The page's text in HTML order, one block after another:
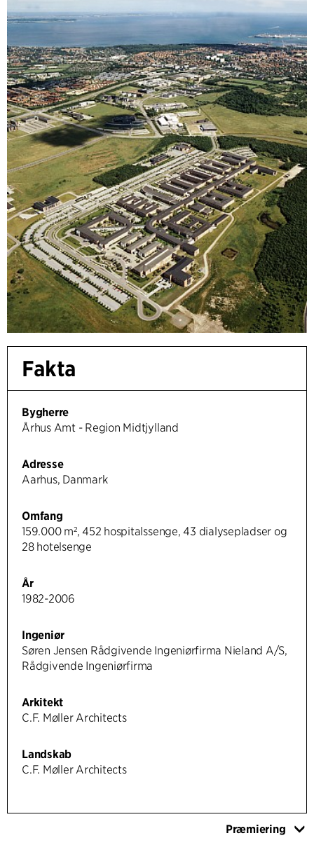
Fakta
Bygherre
Århus Amt - Region Midtjylland
Adresse
Aarhus, Danmark
Omfang
159.000 m², 452 hospitalssenge, 43 dialysepladser og
28 hotelsenge
År
1982-2006
Ingeniør
Søren Jensen Rådgivende Ingeniørfirma Nieland A/S,
Rådgivende Ingeniørfirma
Arkitekt
C.F. Møller Architects
Landskab
C.F. Møller Architects
Præmiering